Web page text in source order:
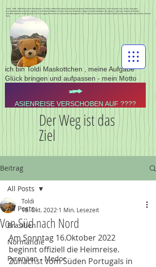
ich bin Toldi Maskottchen , meine Aufgabe
Glück bringen und aufpassen - mein Motto
Toldis - Toldi - toldi Reisen nach Zentralasien, via Polen Lettland, Russland, Kasachstan, Kirgistan,Tadschikistan,Usbekistan, Turkmenistan, Iran, Türkei, Georgien,
Aserbajdschan,Pyrenän,Normandie, Griechenland, Albanien, Serbien, Bosnien, Rumänien, Ungarn, Nordmazedonien, Pyrenäen, Frankreich, Spanien, Marokko,
Gibraltar,Südamerika,Argentinien,Chile,Uruguay,Buenos Aires,Montevideo,Santiago de Chile, Finnland,Litauen,Estland,Lettland,Südafrika,Botswana,Namibia,Sambia, Victoria
Falls,
ASIENREISE VERSCHOBEN AUF ????
Der Weg ist das
Ziel
Beitrag
All Posts
Brasilien
Normandie
Pyrenäen - Medoc
All Posts
Von Süd nach Nord
Toldi
18. Okt. 2022 1 Min. Lesezeit
Am Sonntag 16.Oktober 2022
beginnt offiziell die Heimreise.
Zunächst vom Süden Portugals in